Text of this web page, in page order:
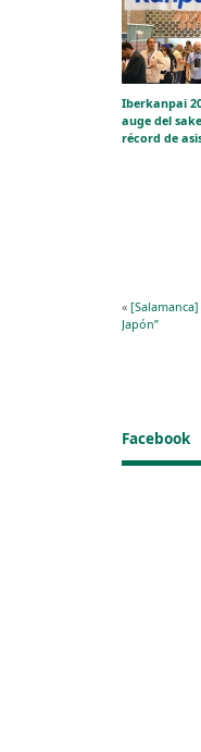
Iberkanpai
auge del
récord de
«
Japón”
Facebook